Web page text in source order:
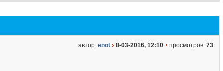
автор: enot 8-03-2016, 12:10 просмотров: 73